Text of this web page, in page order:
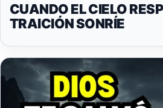
CUANDO EL CIELO
TRAICIÓN SONRÍE